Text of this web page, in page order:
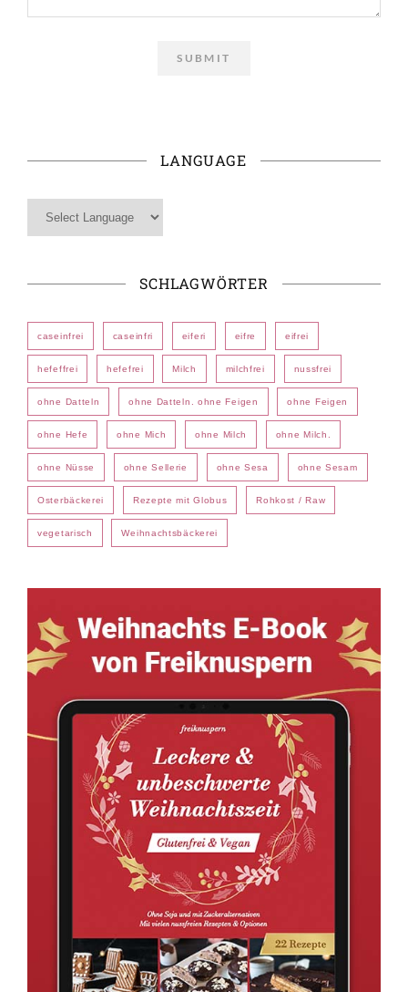
LANGUAGE
SCHLAGWÖRTER
caseinfrei caseinfri eiferi eifre eifrei
hefeffrei hefefrei Milch milchfrei nussfrei
ohne Datteln ohne Datteln. ohne Feigen ohne Feigen
ohne Hefe ohne Mich ohne Milch ohne Milch.
ohne Nüsse ohne Sellerie ohne Sesa ohne Sesam
Osterbäckerei Rezepte mit Globus Rohkost / Raw
vegetarisch Weihnachtsbäckerei